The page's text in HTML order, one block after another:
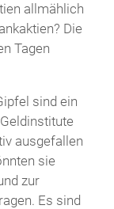
allmählich
Die
Tagen
sind ein
ausgefallen
sie
zur
Es sind